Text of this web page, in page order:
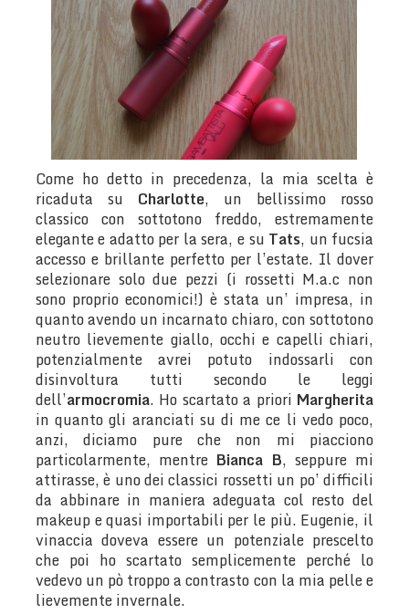
Come ho detto in precedenza, la mia scelta è
ricaduta su Charlotte, un bellissimo rosso
classico con sottotono freddo, estremamente
elegante e adatto per la sera, e su Tats, un fucsia
accesso e brillante perfetto per l’estate. Il dover
selezionare solo due pezzi (i rossetti M.a.c non
sono proprio economici!) è stata un’ impresa, in
quanto avendo un incarnato chiaro, con sottotono
neutro lievemente giallo, occhi e capelli chiari,
potenzialmente avrei potuto indossarli con
disinvoltura tutti secondo le leggi
dell’armocromia. Ho scartato a priori Margherita
in quanto gli aranciati su di me ce li vedo poco,
anzi, diciamo pure che non mi piacciono
particolarmente, mentre Bianca B, seppure mi
attirasse, è uno dei classici rossetti un po’ difficili
da abbinare in maniera adeguata col resto del
makeup e quasi importabili per le più. Eugenie, il
vinaccia doveva essere un potenziale prescelto
che poi ho scartato semplicemente perché lo
vedevo un pò troppo a contrasto con la mia pelle e
lievemente invernale.